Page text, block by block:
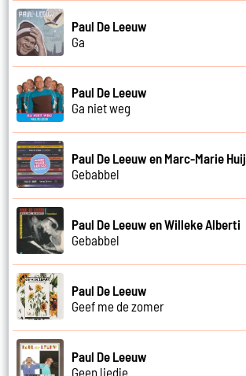
Paul De Leeuw
Ga
Paul De Leeuw
Ga niet weg
Paul De Leeuw en Marc-Marie
Gebabbel
Paul De Leeuw en Willeke Alberti
Gebabbel
Paul De Leeuw
Geef me de zomer
Paul De Leeuw
Geen liedje